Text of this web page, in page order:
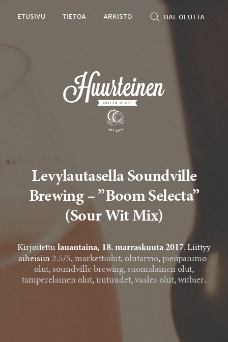
ETUSIVU TIETOA ARKISTO
Levylautasella Soundville
Brewing – ”Boom Selecta”
(Sour Wit Mix)
Kirjoitettulauantaina, 18. marraskuuta 2017. Liittyy
aiheisiin2.5/5, markettiolut,olutarvio, pienpanimo-
olut,soundville brewing, suomalainen olut,
tamperelainen olut,uutuudet, vaalea olut,witbier.